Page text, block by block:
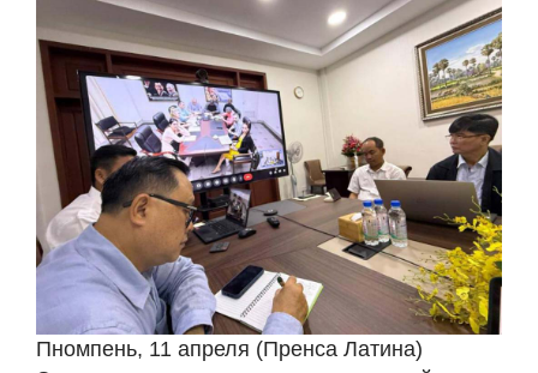
Пномпень, 11 апреля (Пренса Латина)